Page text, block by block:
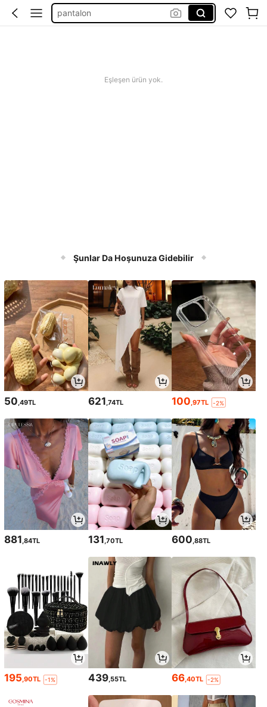
pantalon
Eşleşen ürün yok.
Şunlar Da Hoşunuza Gidebilir
50 ,49TL 621 ,74TL 100 ,97TL -2%
881,84TL 131,70TL 600,88TL
195,90TL -1% 439,55TL 66,40TL -2%